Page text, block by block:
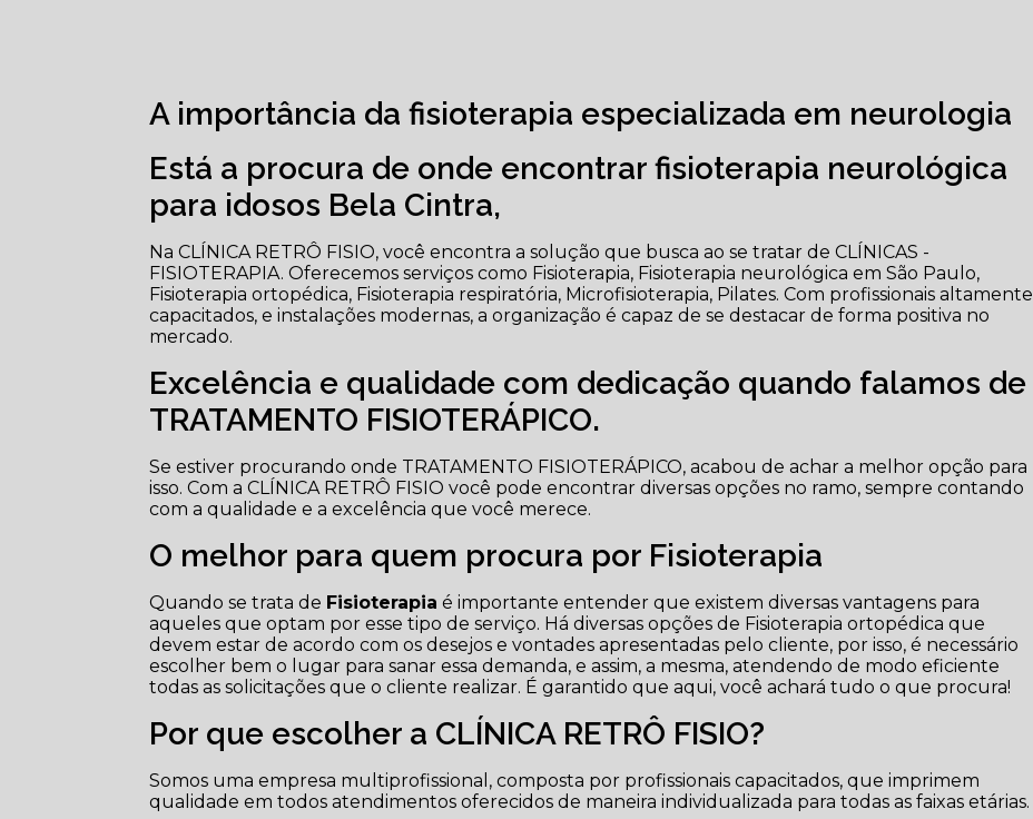
A importância da fisioterapia especializada em neurologia
Está a procura de onde encontrar fisioterapia neurológica
para idosos Bela Cintra,
Na CLÍNICA RETRÔ FISIO, você encontra a solução que busca ao se tratar de CLÍNICAS -
FISIOTERAPIA. Oferecemos serviços como Fisioterapia, Fisioterapia neurológica em São Paulo,
Fisioterapia ortopédica, Fisioterapia respiratória, Microfisioterapia, Pilates. Com profissionais altamente
capacitados, e instalações modernas, a organização é capaz de se destacar de forma positiva no
mercado.
Excelência e qualidade com dedicação quando falamos de
TRATAMENTO FISIOTERÁPICO.
Se estiver procurando onde TRATAMENTO FISIOTERÁPICO, acabou de achar a melhor opção para
isso. Com a CLÍNICA RETRÔ FISIO você pode encontrar diversas opções no ramo, sempre contando
com a qualidade e a excelência que você merece.
O melhor para quem procura por Fisioterapia
Quando se trata de Fisioterapia é importante entender que existem diversas vantagens para
aqueles que optam por esse tipo de serviço. Há diversas opções de Fisioterapia ortopédica que
devem estar de acordo com os desejos e vontades apresentadas pelo cliente, por isso, é necessário
escolher bem o lugar para sanar essa demanda, e assim, a mesma, atendendo de modo eficiente
todas as solicitações que o cliente realizar. É garantido que aqui, você achará tudo o que procura!
Por que escolher a CLÍNICA RETRÔ FISIO?
Somos uma empresa multiprofissional, composta por profissionais capacitados, que imprimem
qualidade em todos atendimentos oferecidos de maneira individualizada para todas as faixas etárias.